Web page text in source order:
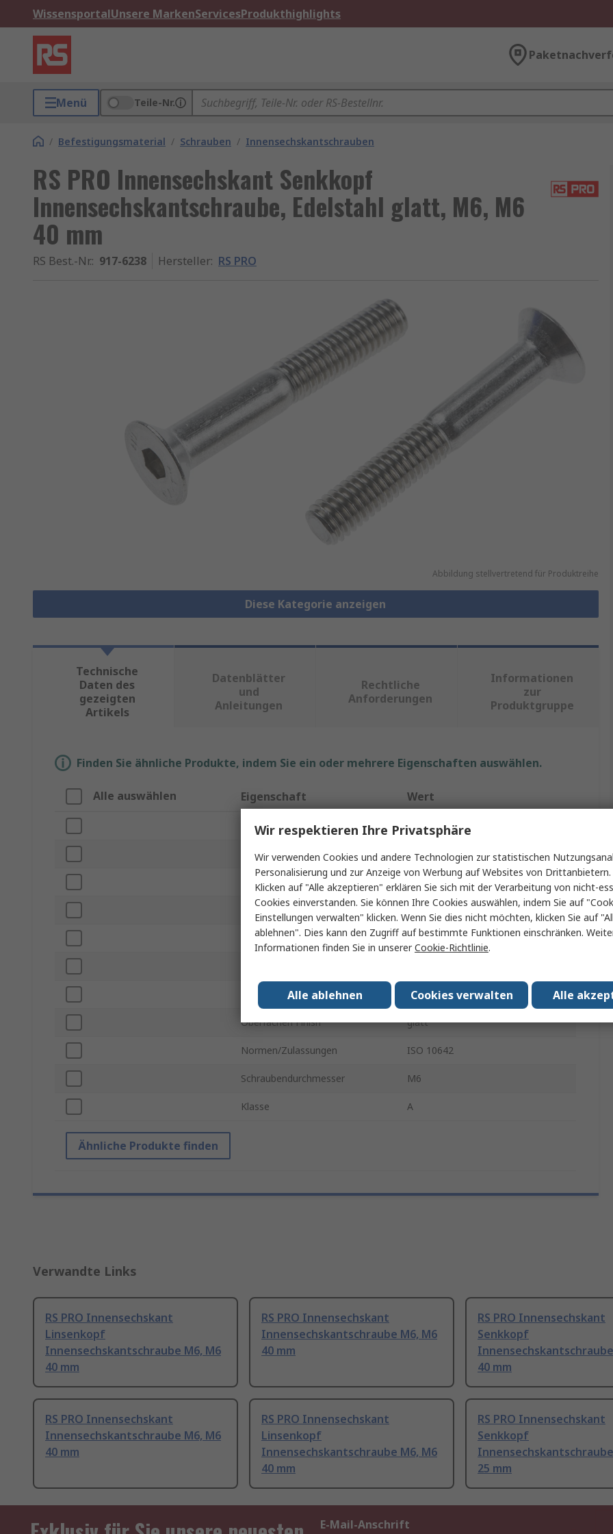
WissensportalUnsere MarkenServicesProdukthighlights
Menü Teile-Nr.
/ Befestigungsmaterial / Schrauben / Innensechskantschrauben
RS PRO Innensechskant Senkkopf
Innensechskantschraube, Edelstahl glatt, M6, M6
40 mm
RS Best.-Nr.: 917-6238 Hersteller: RS PRO
Abbildung stellvertretend für Produktreihe
Diese Kategorie anzeigen
Technische
Daten des
gezeigten
Artikels
Datenblätter
und
Anleitungen
Rechtliche
Anforderungen
Informationen
zur
Produktgruppe
Finden Sie ähnliche Produkte, indem Sie ein oder mehrere Eigenschaften auswählen.
Alle auswählen Eigenschaft Wert
Marke RS PRO
Produkt Typ Innensechskantschraube
Gewinde
Länge 40mm
Kopfform Innensechskant Senkkopf
Regelungsart Sechskant
Oberfächen Finish glatt
Normen/Zulassungen ISO 10642
Schraubendurchmesser M6
Klasse A
Ähnliche Produkte finden
Verwandte Links
RS PRO Innensechskant
Linsenkopf
Innensechskantschraube M6, M6
40 mm
RS PRO Innensechskant
Innensechskantschraube M6, M6
40 mm
RS PRO Innensechskant
Senkkopf
40 mm
RS PRO Innensechskant
Innensechskantschraube M6, M6
40 mm
RS PRO Innensechskant
Linsenkopf
Innensechskantschraube M6, M6
40 mm
RS PRO Innensechskant
Senkkopf
25 mm
E-Mail-Anschrift
Wir respektieren Ihre Privatsphäre
Wir verwenden Cookies und andere Technologien zur statistischen
Personalisierung und zur Anzeige von Werbung auf Websites von
Klicken auf "Alle akzeptieren" erklären Sie sich mit der Verarbeitung von nicht-
Cookies einverstanden. Sie können Ihre Cookies auswählen, indem Sie auf
Einstellungen verwalten" klicken. Wenn Sie dies nicht möchten, klicken Sie auf
ablehnen". Dies kann den Zugriff auf bestimmte Funktionen einschränken.
Informationen finden Sie in unsererCookie-Richtlinie.
Alle
Cookies verwalten
Alle ablehnen